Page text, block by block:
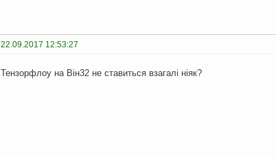
22.09.2017 12:53:27
Тензорфлоу на Він32 не ставиться взагалі ніяк?